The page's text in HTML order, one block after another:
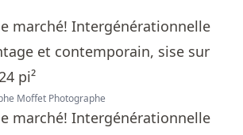
Moffet Photographe